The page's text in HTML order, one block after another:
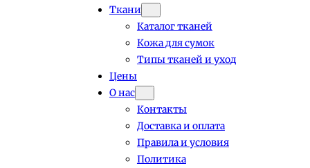
Ткани
Каталог тканей
Кожа для сумок
Типы тканей и уход
Цены
О нас
Контакты
Доставка и оплата
Правила и условия
Политика